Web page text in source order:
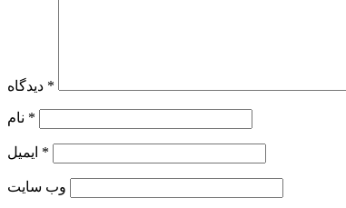
*
*
*
وب‌ سایت